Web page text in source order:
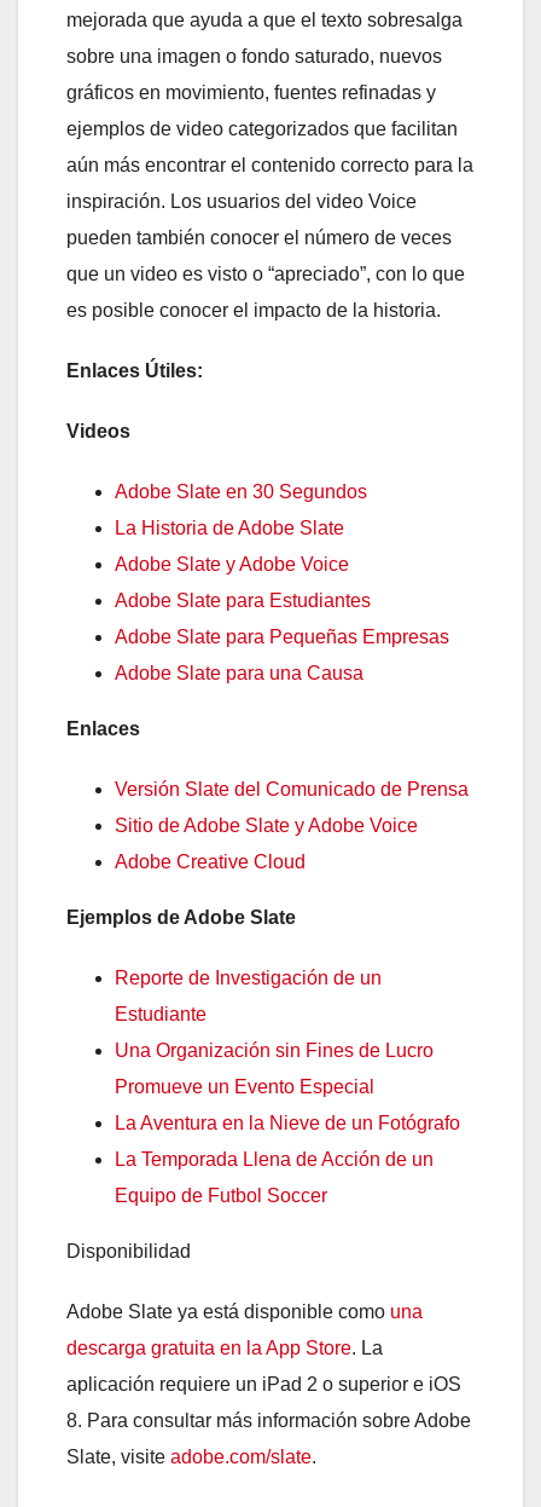
mejorada que ayuda a que el texto sobresalga
sobre una imagen o fondo saturado, nuevos
gráficos en movimiento, fuentes refinadas y
ejemplos de video categorizados que facilitan
aún más encontrar el contenido correcto para la
inspiración. Los usuarios del video Voice
pueden también conocer el número de veces
que un video es visto o “apreciado”, con lo que
es posible conocer el impacto de la historia.
Enlaces Útiles:
Videos
Adobe Slate en 30 Segundos
La Historia de Adobe Slate
Adobe Slate y Adobe Voice
Adobe Slate para Estudiantes
Adobe Slate para Pequeñas Empresas
Adobe Slate para una Causa
Enlaces
Versión Slate del Comunicado de Prensa
Sitio de Adobe Slate y Adobe Voice
Adobe Creative Cloud
Ejemplos de Adobe Slate
Reporte de Investigación de un
Estudiante
Una Organización sin Fines de Lucro
Promueve un Evento Especial
La Aventura en la Nieve de un Fotógrafo
La Temporada Llena de Acción de un
Equipo de Futbol Soccer
Disponibilidad
Adobe Slate ya está disponible como una
descarga gratuita en la App Store. La
aplicación requiere un iPad 2 o superior e iOS
8. Para consultar más información sobre Adobe
Slate, visite adobe.com/slate.